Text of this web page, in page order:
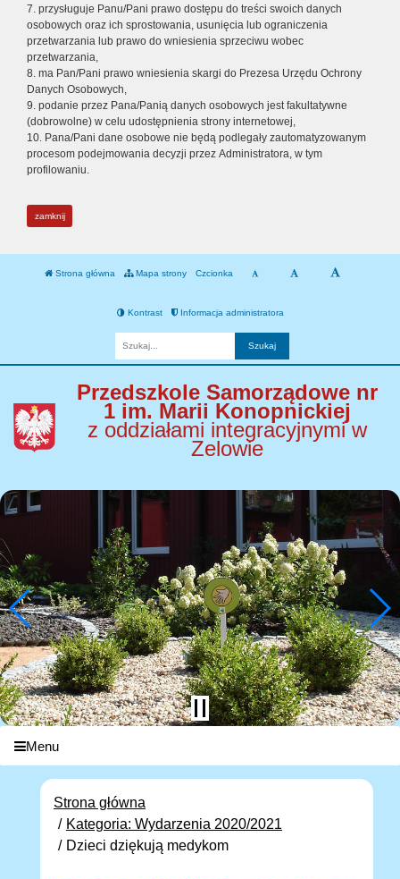
7. przysługuje Panu/Pani prawo dostępu do treści swoich danych
osobowych oraz ich sprostowania, usunięcia lub ograniczenia
przetwarzania lub prawo do wniesienia sprzeciwu wobec
przetwarzania,
8. ma Pan/Pani prawo wniesienia skargi do Prezesa Urzędu Ochrony
Danych Osobowych,
9. podanie przez Pana/Panią danych osobowych jest fakultatywne
(dobrowolne) w celu udostępnienia strony internetowej,
10. Pana/Pani dane osobowe nie będą podlegały zautomatyzowanym
procesom podejmowania decyzji przez Administratora, w tym
profilowaniu.
zamknij
Strona główna Mapa strony Czcionka
Kontrast Informacja administratora
Przedszkole Samorządowe nr
1 im. Marii Konopnickiej
z oddziałami integracyjnymi w
Zelowie
Menu
Strona główna
Kategoria: Wydarzenia 2020/2021
Dzieci dziękują medykom